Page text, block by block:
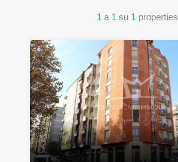
1 a 1 su 1 properties